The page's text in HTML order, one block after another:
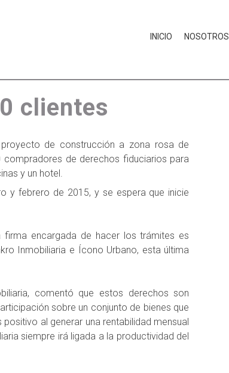
INICIO NOSOTROS
del Edificio
clientes
de construcción a zona rosa de
de derechos fiduciarios para
y un hotel.
y febrero de 2015, y se espera que inicie
encargada de hacer los trámites es
Inmobiliaria e Ícono Urbano, esta última
comentó que estos derechos son
sobre un conjunto de bienes que
al generar una rentabilidad mensual
siempre irá ligada a la productividad del